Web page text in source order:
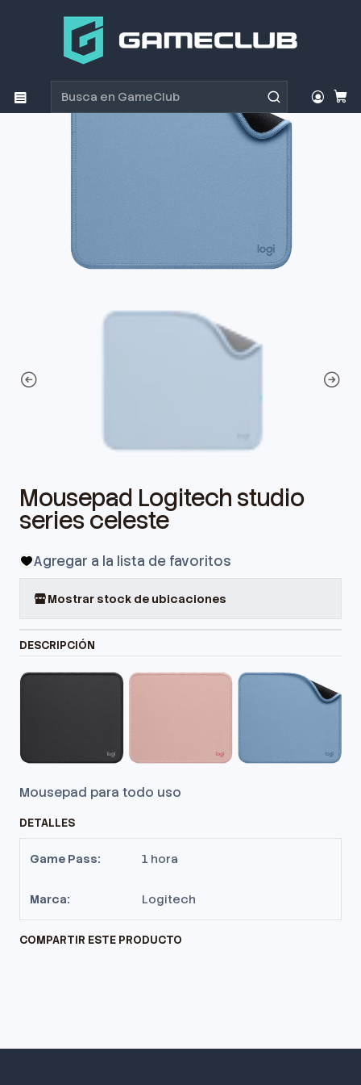
Productos
Mousepad Logitech studio series celeste
Mousepad Logitech studio
series celeste
Agregar a la lista de favoritos
Mostrar stock de ubicaciones
DESCRIPCIÓN
Mousepad para todo uso
DETALLES
Game Pass: 1 hora
Marca: Logitech
COMPARTIR ESTE PRODUCTO